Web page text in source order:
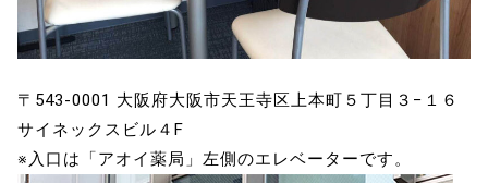
〒543-0001 大阪府大阪市天王寺区上本町５丁目３−１６
サイネックスビル４F
※入口は「アオイ薬局」左側のエレベーターです。